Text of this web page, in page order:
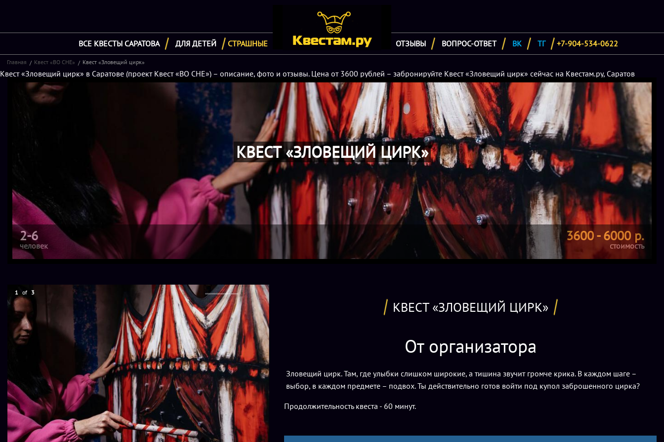
ВСЕ КВЕСТЫ САРАТОВА ДЛЯ ДЕТЕЙ СТРАШНЫЕ ОТЗЫВЫ ВОПРОС-ОТВЕТ ВК ТГ +7-904-534-0622
Главная Квест «ВО СНЕ» Квест «Зловещий цирк»
Квест «Зловещий цирк» в Саратове (проект Квест «ВО СНЕ») – описание, фото и отзывы. Цена от 3600 рублей – забронируйте Квест «Зловещий цирк» сейчас на Квестам.ру, Саратов
КВЕСТ «ЗЛОВЕЩИЙ ЦИРК»
2-6
человек
3600 - 6000 р.
стоимость
1 of 3
КВЕСТ «ЗЛОВЕЩИЙ ЦИРК»
От организатора
Зловещий цирк. Там, где улыбки слишком широкие, а тишина звучит громче крика. В каждом шаге –
выбор, в каждом предмете – подвох. Ты действительно готов войти под купол заброшенного цирка?
Продолжительность квеста - 60 минут.
Цены и условия бронирования